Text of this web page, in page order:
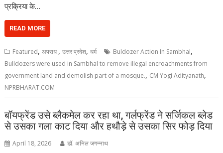
प्रक्रिया के…
READ MORE
Featured,अपराध ,उत्तर प्रदेश,धर्म Buldozer Action In Sambhal,
Bulldozers were used in Sambhal to remove illegal encroachments from
government land and demolish part of a mosque., CM Yogi Adityanath,
NPRBHARAT.COM
बॉयफ्रेंड उसे ब्लैकमेल कर रहा था, गर्लफ्रेंड ने सर्जिकल ब्लेड
से उसका गला काट दिया और हथौड़े से उसका सिर फोड़ दिया
April 18, 2026 डॉ. अनिल जगन्नाथ